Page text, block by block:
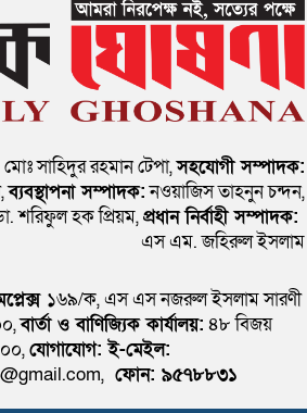
মোঃ সাহিদুর রহমান টেপা,সহযোগী সম্পাদক:
ব্যবস্থাপনা সম্পাদক:নওয়াজিস তাহনুন চন্দন,
শরিফুল হক প্রিয়ম,প্রধান নির্বাহী সম্পাদক:
এস এম. জহিরুল ইসলাম
১৬৯/ক, এস এস নজরুল ইসলাম সারণী
বার্তা ও বাণিজ্যিক কার্যালয়: ৪৮ বিজয়
যোগাযোগ:ই-মেইল:
ফোন: ৯৫৭৮৮৩১